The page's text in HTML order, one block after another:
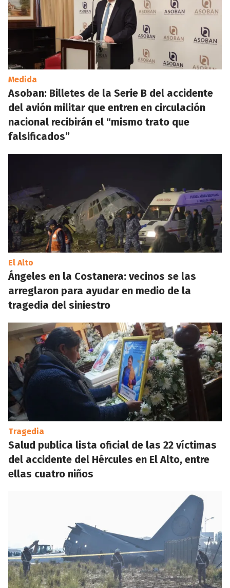
Medida
Asoban: Billetes de la Serie B del accidente
del avión militar que entren en circulación
nacional recibirán el “mismo trato que
falsificados”
El Alto
Ángeles en la Costanera: vecinos se las
arreglaron para ayudar en medio de la
tragedia del siniestro
Tragedia
Salud publica lista oficial de las 22 víctimas
del accidente del Hércules en El Alto, entre
ellas cuatro niños